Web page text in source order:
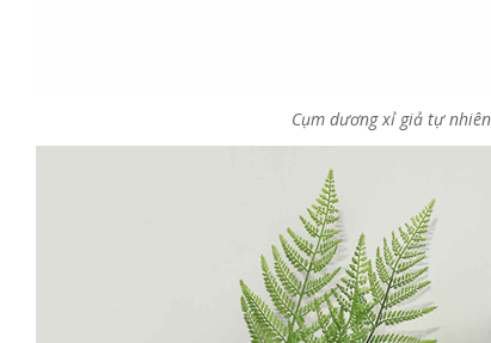
Cụm dương xỉ giả tự